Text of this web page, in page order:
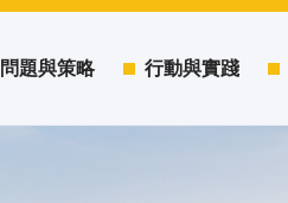
問題與策略 行動與實踐